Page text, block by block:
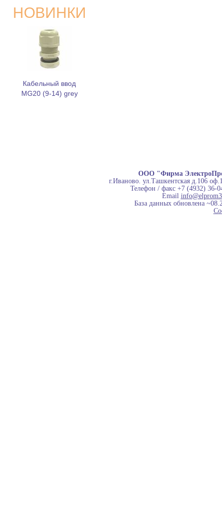
НОВИНКИ
Кабельный ввод
MG20 (9-14) grey
ООО "Фирма
г.Иваново. ул.Ташкентская д.106
Телефон / факс +7 (4932) 36-
Email
База данных обновлена